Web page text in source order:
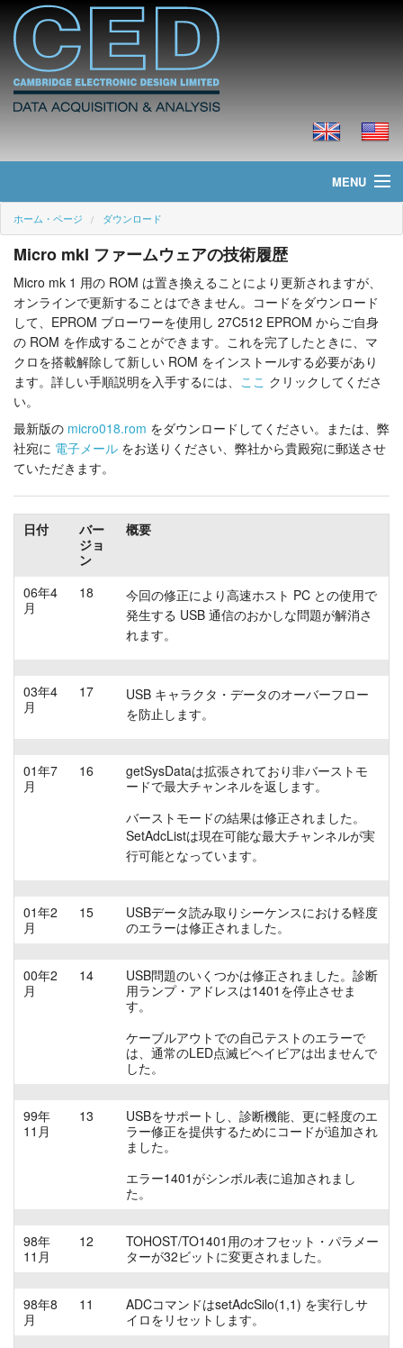
MENU
ホーム・ページ
ニュース
製品
価格
ダウンロード
チュートリアル
サポート
販売店
ホーム・ページ ダウンロード
Micro mkI ファームウェアの技術履歴
Micro mk 1 用の ROM は置き換えることにより更新されますが、
オンラインで更新することはできません。コードをダウンロード
して、EPROM ブローワーを使用し 27C512 EPROM からご自身
の ROM を作成することができます。これを完了したときに、マ
クロを搭載解除して新しい ROM をインストールする必要があり
ます。詳しい手順説明を入手するには、 ここ クリックしてくださ
い。
最新版の micro018.rom をダウンロードしてください。または、弊
社宛に 電子メール をお送りください、弊社から貴殿宛に郵送させ
ていただきます。
日付
バー
ジョ
ン
概要
06年4
月
18
今回の修正により高速ホスト PC との使用で
発生する USB 通信のおかしな問題が解消さ
れます。
03年4
月
17
USB キャラクタ・データのオーバーフロー
を防止します。
01年7
月
16
getSysDataは拡張されており非バーストモ
ードで最大チャンネルを返します。
バーストモードの結果は修正されました。
SetAdcListは現在可能な最大チャンネルが実
行可能となっています。
01年2
月
15
USBデータ読み取りシーケンスにおける軽度
のエラーは修正されました。
00年2
月
14
USB問題のいくつかは修正されました。診断
用ランプ・アドレスは1401を停止させま
す。
ケーブルアウトでの自己テストのエラーで
は、通常のLED点滅ビヘイビアは出ませんで
した。
99年
11月
13
USBをサポートし、診断機能、更に軽度のエ
ラー修正を提供するためにコードが追加され
ました。
エラー1401がシンボル表に追加されまし
た。
98年
11月
12
TOHOST/TO1401用のオフセット・パラメー
ターが32ビットに変更されました。
98年8
月
11
ADCコマンドはsetAdcSilo(1,1) を実行しサ
イロをリセットします。